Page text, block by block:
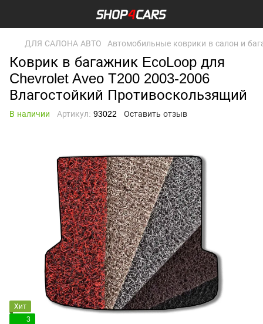
ДЛЯ САЛОНА АВТО Автомобильные коврики в салон и
Коврик в багажник EcoLoop для
Chevrolet Aveo T200 2003-2006
Влагостойкий Противоскользящий
В наличии Артикул: 93022 Оставить отзыв
Хит
3